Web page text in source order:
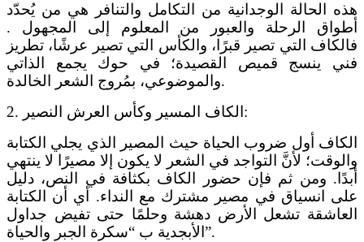
هذه الحالة الوجدانية من التكامل والتنافر هي من يُحدّد
أطواق الرحلة والعبور من المعلوم إلى المجهول .
فالكاف التي تصير قبرًا، والكأس التي تصير عرشًا، تطريز
فني ينسج قميص القصيدة؛ في حوك يجمع الذاتي
والموضوعي، بمُروج الشعر الخالدة.
2. الكاف المسير وكأس العرش النصير:
الكاف أول ضروب الحياة حيث المصير الذي يجلي الكتابة
والوقت؛ لأنَّ التواجد في الشعر لا يكون إلا مصيرًا لا ينتهي
أبدًا. ومن ثم فإن حضور الكاف بكثافة في النص، دليل
على انسياق في مصير مشترك مع النداء. أي أن الكتابة
العاشقة تشعل الأرض دهشة وحلمًا حتى تفيض جداول
الأبجدية ب “سكرة الجبر والحياة”.